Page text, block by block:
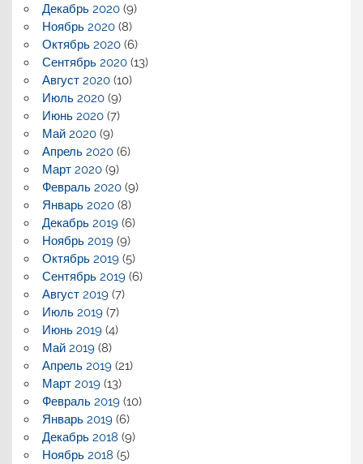
Декабрь 2020(9)
Ноябрь 2020(8)
Октябрь 2020(6)
Сентябрь 2020(13)
Август 2020(10)
Июль 2020(9)
Июнь 2020(7)
Май 2020(9)
Апрель 2020(6)
Март 2020(9)
Февраль 2020(9)
Январь 2020(8)
Декабрь 2019(6)
Ноябрь 2019(9)
Октябрь 2019(5)
Сентябрь 2019(6)
Август 2019(7)
Июль 2019(7)
Июнь 2019(4)
Май 2019(8)
Апрель 2019(21)
Март 2019(13)
Февраль 2019(10)
Январь 2019(6)
Декабрь 2018 (9)
Ноябрь 2018 (5)